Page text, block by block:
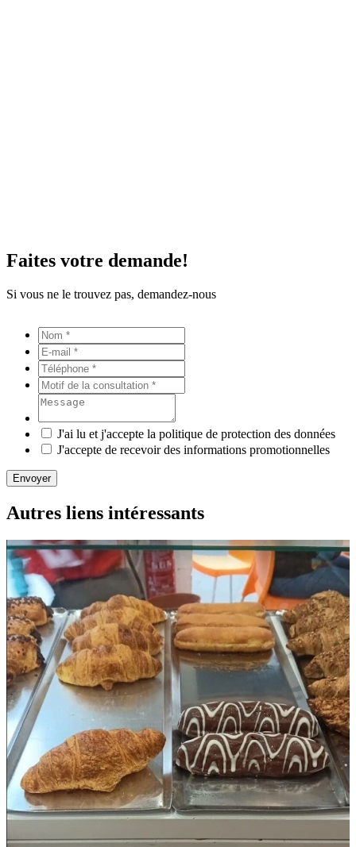
Faites votre demande!
Si vous ne le trouvez pas, demandez-nous
J'ai lu et j'accepte la politique de protection des données
J'accepte de recevoir des informations promotionnelles
Envoyer
Autres liens intéressants